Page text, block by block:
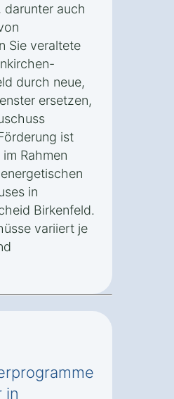
darunter auch
Sie veraltete
durch neue,
ersetzen,
ist
Rahmen
in
Birkenfeld.
variiert je
in